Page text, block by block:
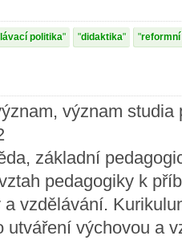
politika didaktika reformní
význam studia
základní
pedagogiky k
vzdělávání.
utváření výchovou a